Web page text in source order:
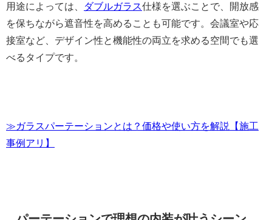
用途によっては、 ダブルガラス仕様を選ぶことで、開放感
を保ちながら遮音性を高めることも可能です。会議室や応
接室など、デザイン性と機能性の両立を求める空間でも選
べるタイプです。
≫ガラスパーテーションとは？価格や使い方を解説【施工
事例アリ】